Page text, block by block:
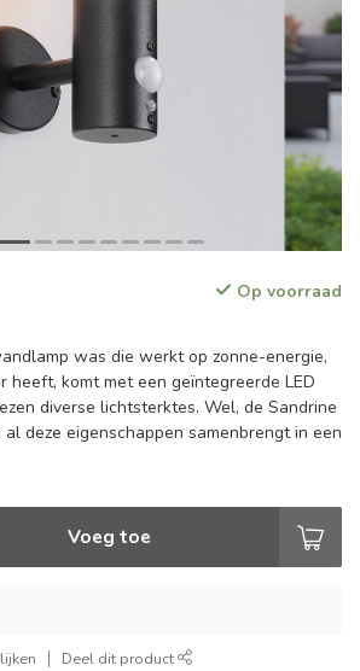
Op voorraad
was die werkt op zonne-energie,
heeft, komt met een geïntegreerde LED
diverse lichtsterktes. Wel, de Sandrine
deze eigenschappen samenbrengt in een
Voeg toe
Deel dit product